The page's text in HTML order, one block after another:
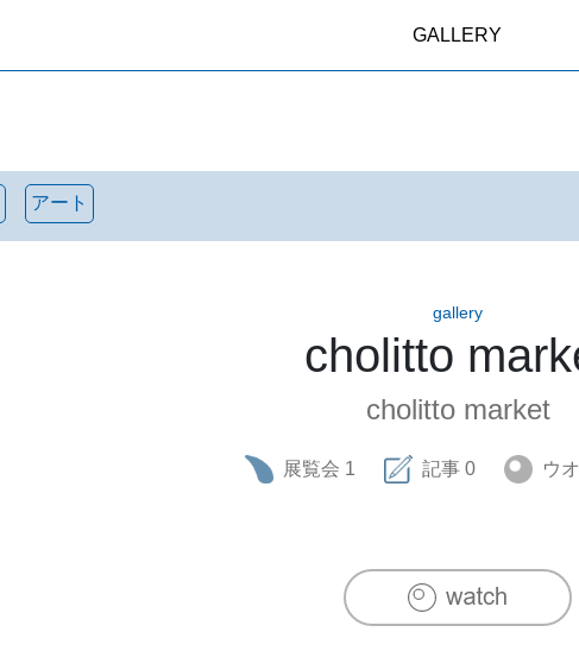
GALLERY
アート
gallery
cholitto
cholitto market
展覧会 1 記事 0 ウ